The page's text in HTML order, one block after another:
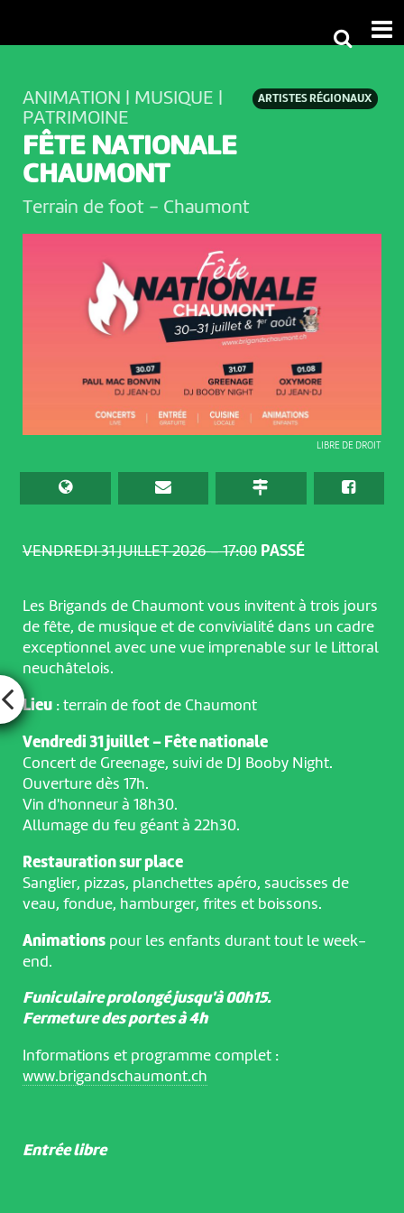
VENDREDI 31 JUILLET 2026 – 17:00 PASSÉ
LIBRE DE DROIT
ARTISTES RÉGIONAUX
ANIMATION | MUSIQUE |
PATRIMOINE
FÊTE NATIONALE
CHAUMONT
Terrain de foot - Chaumont
Les Brigands de Chaumont vous invitent à trois jours
de fête, de musique et de convivialité dans un cadre
exceptionnel avec une vue imprenable sur le Littoral
neuchâtelois.
Lieu: terrain de foot de Chaumont
Vendredi 31 juillet – Fête nationale
Concert de Greenage, suivi de DJ Booby Night.
Ouverture dès 17h.
Vin d'honneur à 18h30.
Allumage du feu géant à 22h30.
Restauration sur place
Sanglier, pizzas, planchettes apéro, saucisses de
veau, fondue, hamburger, frites et boissons.
Animationspour les enfants durant tout le week-
end.
Funiculaire prolongé jusqu'à 00h15.
Fermeture des portes à 4h
Informations et programme complet :
www.brigandschaumont.ch
Entrée libre